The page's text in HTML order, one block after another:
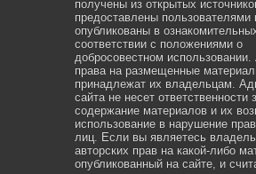
получены из открытых
предоставлены пользователями
опубликованы в
соответствии с положениями о
добросовестном использовании.
права на размещенные
принадлежат их владельцам.
сайта не несет ответственности
содержание материалов и их
использование в нарушение
лиц. Если вы являетесь
авторских прав на какой-либо
опубликованный на сайте, и